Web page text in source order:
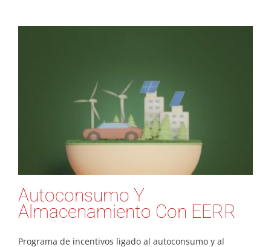
Autoconsumo Y
Almacenamiento Con EERR
Programa de incentivos ligado al autoconsumo y al